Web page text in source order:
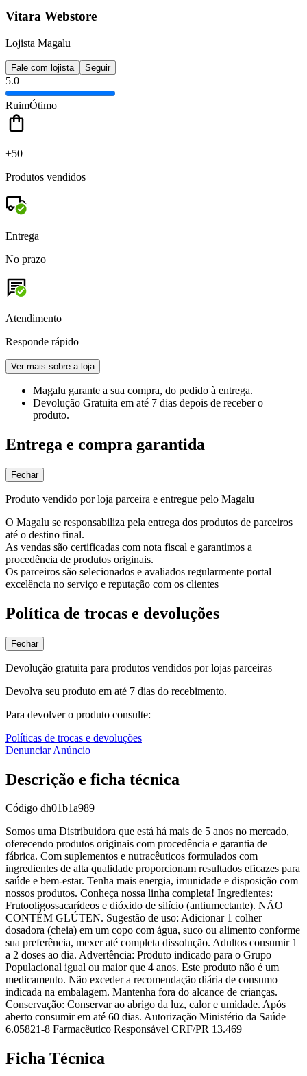
Vitara Webstore
Lojista Magalu
Fale com lojista Seguir
5.0
RuimÓtimo
+50
Produtos vendidos
Entrega
No prazo
Atendimento
Responde rápido
Ver mais sobre a loja
Magalu garante a sua compra, do pedido à entrega.
Devolução Gratuita em até 7 dias depois de receber o
produto.
Entrega e compra garantida
Fechar
Produto vendido por loja parceira e entregue pelo Magalu
O Magalu se responsabiliza pela entrega dos produtos de parceiros
até o destino final.
As vendas são certificadas com nota fiscal e garantimos a
procedência de produtos originais.
Os parceiros são selecionados e avaliados regularmente portal
excelência no serviço e reputação com os clientes
Política de trocas e devoluções
Fechar
Devolução gratuita para produtos vendidos por lojas parceiras
Devolva seu produto em até 7 dias do recebimento.
Para devolver o produto consulte:
Políticas de trocas e devoluções
Denunciar Anúncio
Descrição e ficha técnica
Código dh01b1a989
Somos uma Distribuidora que está há mais de 5 anos no mercado,
oferecendo produtos originais com procedência e garantia de
fábrica. Com suplementos e nutracêuticos formulados com
ingredientes de alta qualidade proporcionam resultados eficazes para
saúde e bem-estar. Tenha mais energia, imunidade e disposição com
nossos produtos. Conheça nossa linha completa! Ingredientes:
Frutooligossacarídeos e dióxido de silício (antiumectante). NÃO
CONTÉM GLÚTEN. Sugestão de uso: Adicionar 1 colher
dosadora (cheia) em um copo com água, suco ou alimento conforme
sua preferência, mexer até completa dissolução. Adultos consumir 1
a 2 doses ao dia. Advertência: Produto indicado para o Grupo
Populacional igual ou maior que 4 anos. Este produto não é um
medicamento. Não exceder a recomendação diária de consumo
indicada na embalagem. Mantenha fora do alcance de crianças.
Conservação: Conservar ao abrigo da luz, calor e umidade. Após
aberto consumir em até 60 dias. Autorização Ministério da Saúde
6.05821-8 Farmacêutico Responsável CRF/PR 13.469
Ficha Técnica